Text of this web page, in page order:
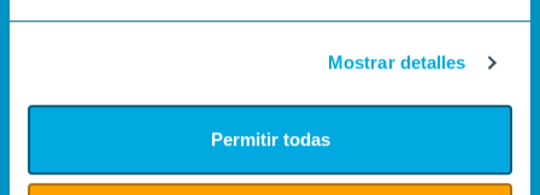
Mostrar detalles
Permitir todas